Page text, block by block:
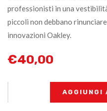
professionisti in una
piccoli non debbano
innovazioni Oakley.
€40,00
AGGIUNGI